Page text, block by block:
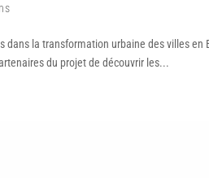
dans la transformation urbaine des villes en
du projet de découvrir les...